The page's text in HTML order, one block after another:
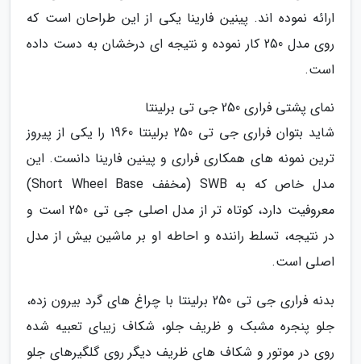
ارائه نموده اند. پینین فارینا یکی از این طراحان است که
روی مدل 250 کار نموده و نتیجه ای درخشان به دست داده
است.
نمای پشتی فراری 250 جی تی برلینتا
شاید بتوان فراری جی تی 250 برلینتا 1960 را یکی از پیروز
ترین نمونه های همکاری فراری و پینین فارینا دانست. این
مدل خاص که به SWB (مخفف Short Wheel Base)
معروفیت دارد، کوتاه تر از مدل اصلی جی تی 250 است و
در نتیجه، تسلط راننده و احاطه او بر ماشین بیش از مدل
اصلی است.
بدنه فراری جی تی 250 برلینتا با چراغ های گرد بیرون زده،
جلو پنجره مشبک و ظریف جلو، شکاف زیبای تعبیه شده
روی در موتور و شکاف های ظریف دیگر روی گلگیرهای جلو